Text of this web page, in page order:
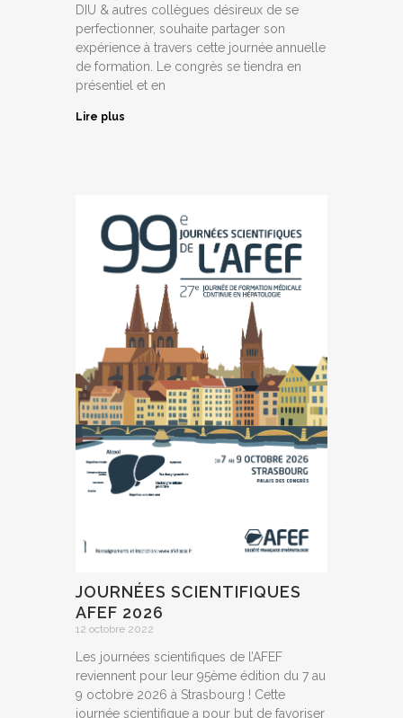
DIU & autres collègues désireux de se
perfectionner, souhaite partager son
expérience à travers cette journée annuelle
de formation. Le congrès se tiendra en
présentiel et en
Lire plus
JOURNÉES SCIENTIFIQUES
AFEF 2026
12 octobre 2022
Les journées scientifiques de l’AFEF
reviennent pour leur 95ème édition du 7 au
9 octobre 2026 à Strasbourg ! Cette
journée scientifique a pour but de favoriser